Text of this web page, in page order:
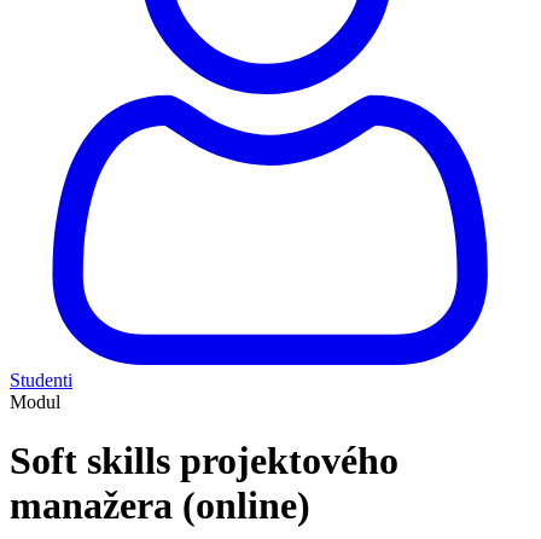
Studenti
Modul
Soft skills projektového
manažera (online)